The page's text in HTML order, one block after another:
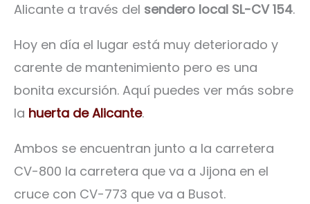
Alicante a través del sendero local SL-CV 154.
Hoy en día el lugar está muy deteriorado y
carente de mantenimiento pero es una
bonita excursión. Aquí puedes ver más sobre
la huerta de Alicante.
Ambos se encuentran junto a la carretera
CV-800 la carretera que va a Jijona en el
cruce con CV-773 que va a Busot.